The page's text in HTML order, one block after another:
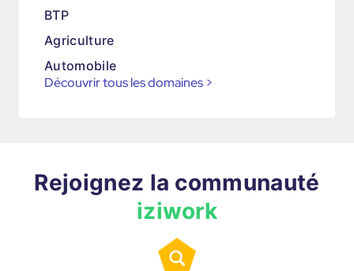
BTP
Agriculture
Automobile
Découvrir tous les domaines >
Rejoignez la communauté
iziwork